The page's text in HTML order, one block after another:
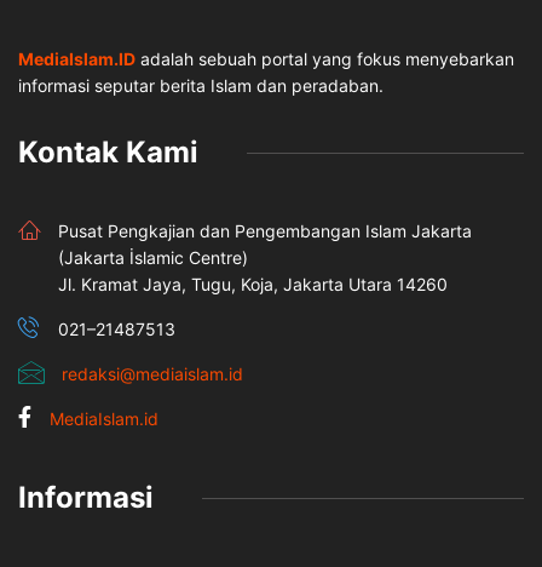
MediaIslam.ID adalah sebuah portal yang fokus menyebarkan
informasi seputar berita Islam dan peradaban.
Kontak Kami
Pusat Pengkajian dan Pengembangan Islam Jakarta
(Jakarta İslamic Centre)
Jl. Kramat Jaya, Tugu, Koja, Jakarta Utara 14260
021–21487513
redaksi@mediaislam.id
MediaIslam.id
Informasi